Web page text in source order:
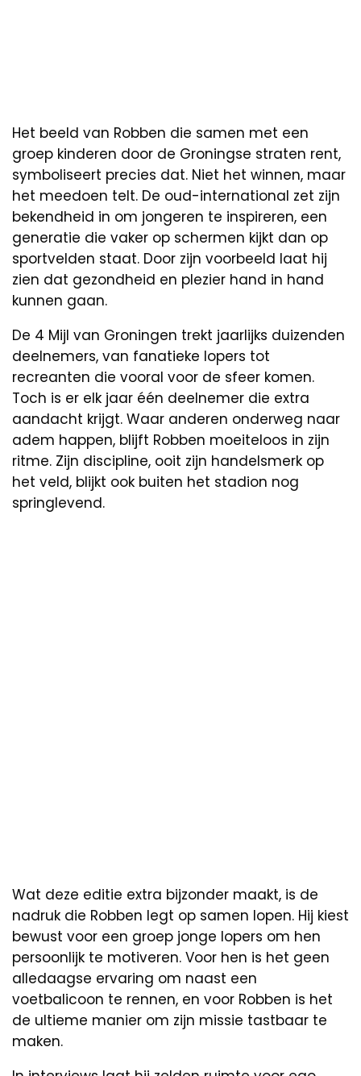
Het beeld van Robben die samen met een
groep kinderen door de Groningse straten rent,
symboliseert precies dat. Niet het winnen, maar
het meedoen telt. De oud-international zet zijn
bekendheid in om jongeren te inspireren, een
generatie die vaker op schermen kijkt dan op
sportvelden staat. Door zijn voorbeeld laat hij
zien dat gezondheid en plezier hand in hand
kunnen gaan.
De 4 Mijl van Groningen trekt jaarlijks duizenden
deelnemers, van fanatieke lopers tot
recreanten die vooral voor de sfeer komen.
Toch is er elk jaar één deelnemer die extra
aandacht krijgt. Waar anderen onderweg naar
adem happen, blijft Robben moeiteloos in zijn
ritme. Zijn discipline, ooit zijn handelsmerk op
het veld, blijkt ook buiten het stadion nog
springlevend.
Wat deze editie extra bijzonder maakt, is de
nadruk die Robben legt op samen lopen. Hij kiest
bewust voor een groep jonge lopers om hen
persoonlijk te motiveren. Voor hen is het geen
alledaagse ervaring om naast een
voetbalicoon te rennen, en voor Robben is het
de ultieme manier om zijn missie tastbaar te
maken.